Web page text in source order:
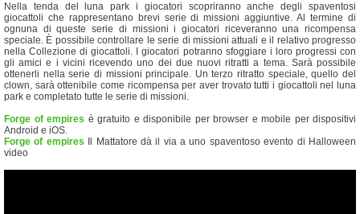
Nella tenda del luna park i giocatori scopriranno anche degli spaventosi
giocattoli che rappresentano brevi serie di missioni aggiuntive. Al termine di
ognuna di queste serie di missioni i giocatori riceveranno una ricompensa
speciale. È possibile controllare le serie di missioni attuali e il relativo progresso
nella Collezione di giocattoli. I giocatori potranno sfoggiare i loro progressi con
gli amici e i vicini ricevendo uno dei due nuovi ritratti a tema. Sarà possibile
ottenerli nella serie di missioni principale. Un terzo ritratto speciale, quello del
clown, sarà ottenibile come ricompensa per aver trovato tutti i giocattoli nel luna
park e completato tutte le serie di missioni.
Forge of empires è gratuito e disponibile per browser e mobile per dispositivi
Android e iOS.
Forge of empires Il Mattatore dà il via a uno spaventoso evento di Halloween
video